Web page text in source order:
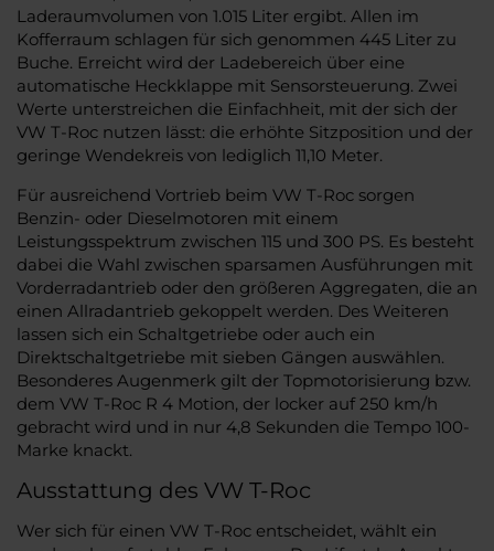
Laderaumvolumen von 1.015 Liter ergibt. Allen im
Kofferraum schlagen für sich genommen 445 Liter zu
Buche. Erreicht wird der Ladebereich über eine
automatische Heckklappe mit Sensorsteuerung. Zwei
Werte unterstreichen die Einfachheit, mit der sich der
VW T-Roc nutzen lässt: die erhöhte Sitzposition und der
geringe Wendekreis von lediglich 11,10 Meter.
Für ausreichend Vortrieb beim VW T-Roc sorgen
Benzin- oder Dieselmotoren mit einem
Leistungsspektrum zwischen 115 und 300 PS. Es besteht
dabei die Wahl zwischen sparsamen Ausführungen mit
Vorderradantrieb oder den größeren Aggregaten, die an
einen Allradantrieb gekoppelt werden. Des Weiteren
lassen sich ein Schaltgetriebe oder auch ein
Direktschaltgetriebe mit sieben Gängen auswählen.
Besonderes Augenmerk gilt der Topmotorisierung bzw.
dem VW T-Roc R 4 Motion, der locker auf 250 km/h
gebracht wird und in nur 4,8 Sekunden die Tempo 100-
Marke knackt.
Ausstattung des VW T-Roc
Wer sich für einen VW T-Roc entscheidet, wählt ein